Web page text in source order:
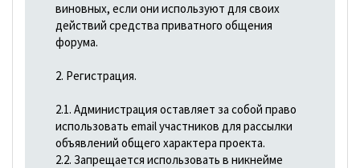
виновных, если они используют для своих
действий средства приватного общения
форума.
2. Регистрация.
2.1. Администрация оставляет за собой право
использовать email участников для рассылки
объявлений общего характера проекта.
2.2. Запрещается использовать в никнейме